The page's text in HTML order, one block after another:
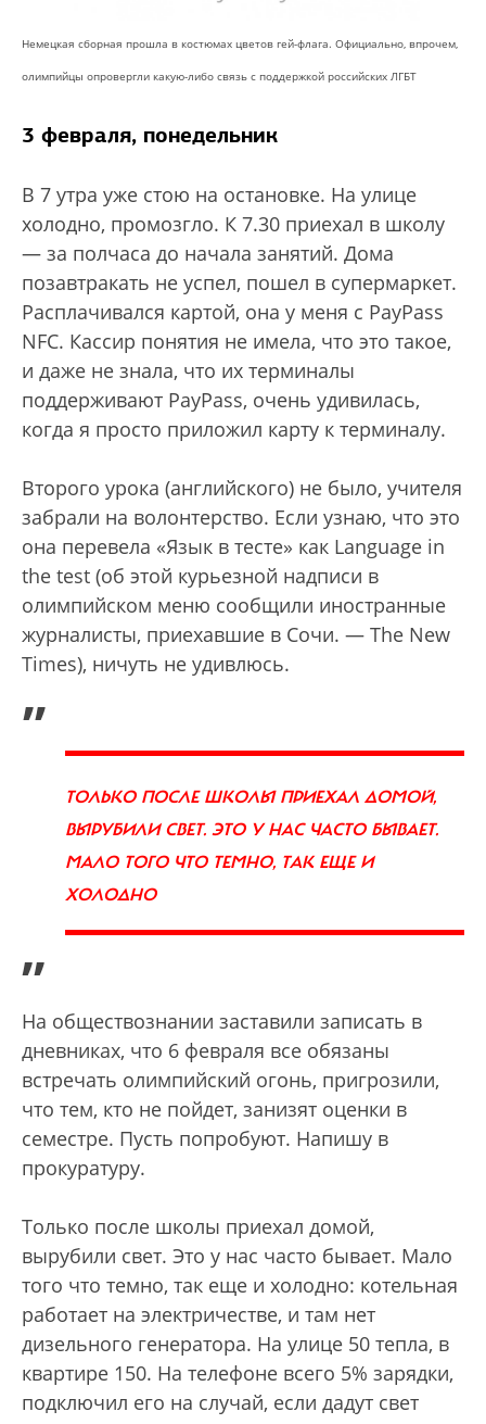
Немецкая сборная прошла в костюмах цветов гей-флага. Официально, впрочем,
олимпийцы опровергли какую-либо связь с поддержкой российских ЛГБТ
3 февраля, понедельник
В 7 утра уже стою на остановке. На улице
холодно, промозгло. К 7.30 приехал в школу
— за полчаса до начала занятий. Дома
позавтракать не успел, пошел в супермаркет.
Расплачивался картой, она у меня с PayPass
NFC. Кассир понятия не имела, что это такое,
и даже не знала, что их терминалы
поддерживают PayPass, очень удивилась,
когда я просто приложил карту к терминалу.
Второго урока (английского) не было, учителя
забрали на волонтерство. Если узнаю, что это
она перевела «Язык в тесте» как Language in
the test (об этой курьезной надписи в
олимпийском меню сообщили иностранные
журналисты, приехавшие в Сочи. — The Nеw
Times), ничуть не удивлюсь.
„
ТОЛЬКО ПОСЛЕ ШКОЛЫ ПРИЕХАЛ ДОМОЙ,
ВЫРУБИЛИ СВЕТ. ЭТО У НАС ЧАСТО БЫВАЕТ.
МАЛО ТОГО ЧТО ТЕМНО, ТАК ЕЩЕ И
ХОЛОДНО
”
На обществознании заставили записать в
дневниках, что 6 февраля все обязаны
встречать олимпийский огонь, пригрозили,
что тем, кто не пойдет, занизят оценки в
семестре. Пусть попробуют. Напишу в
прокуратуру.
Только после школы приехал домой,
вырубили свет. Это у нас часто бывает. Мало
того что темно, так еще и холодно: котельная
работает на электричестве, и там нет
дизельного генератора. На улице 50 тепла, в
квартире 150. На телефоне всего 5% зарядки,
подключил его на случай, если дадут свет